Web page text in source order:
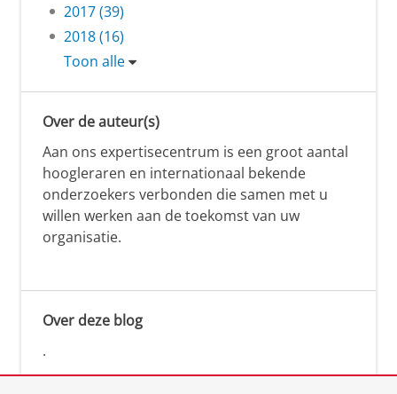
2017 (39)
2018 (16)
Toon alle
Over de auteur(s)
Aan ons expertisecentrum is een groot aantal
hoogleraren en internationaal bekende
onderzoekers verbonden die samen met u
willen werken aan de toekomst van uw
organisatie.
Over deze blog
.